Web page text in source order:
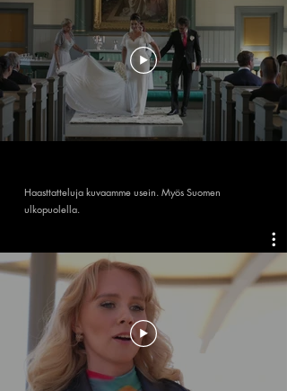
Haasttatteluja kuvaamme usein. Myös Suomen
ulkopuolella.